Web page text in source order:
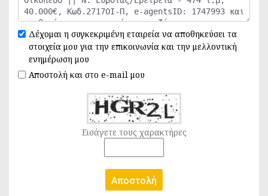
Δέχομαι η συγκεκριμένη εταιρεία να αποθηκεύσει τα
στοιχεία μου για την επικοινωνία και την μελλοντική
ενημέρωση μου
Αποστολή και στο e-mail μου
Εισάγετε τους χαρακτήρες
Αποστολή